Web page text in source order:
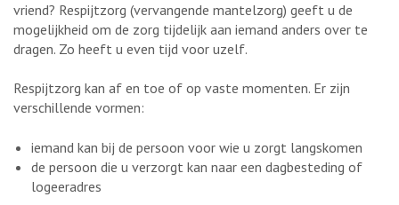
vriend? Respijtzorg (vervangende mantelzorg) geeft u de
mogelijkheid om de zorg tijdelijk aan iemand anders over te
dragen. Zo heeft u even tijd voor uzelf.
Respijtzorg kan af en toe of op vaste momenten. Er zijn
verschillende vormen:
iemand kan bij de persoon voor wie u zorgt langskomen
de persoon die u verzorgt kan naar een dagbesteding of
logeeradres